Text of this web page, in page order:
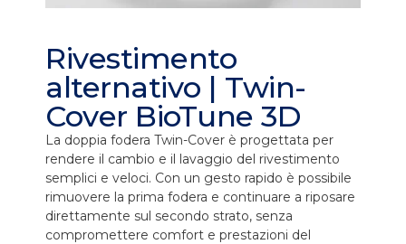
Rivestimento
alternativo | Twin-
Cover BioTune 3D
La doppia fodera Twin-Cover è progettata per
rendere il cambio e il lavaggio del rivestimento
semplici e veloci. Con un gesto rapido è possibile
rimuovere la prima fodera e continuare a riposare
direttamente sul secondo strato, senza
compromettere comfort e prestazioni del